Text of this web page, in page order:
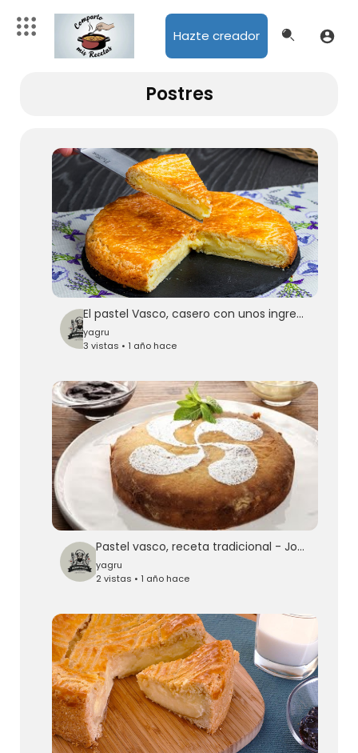
Hazte creador
Postres
El pastel Vasco, casero con unos ingredientes sencillos y a mano. | Cookrate - Español
yagru
3 vistas • 1 año hace
Pastel vasco, receta tradicional - Joseba Arguiñano
yagru
2 vistas • 1 año hace